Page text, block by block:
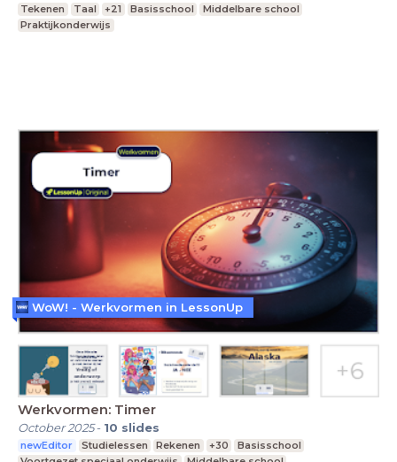
Tekenen Taal +21 Basisschool
Middelbare school
Praktijkonderwijs
Werkvormen: Timer
October 2025- 10 slides
newEditor Studielessen Rekenen +30
Basisschool
WoW! - Werkvormen in LessonUp